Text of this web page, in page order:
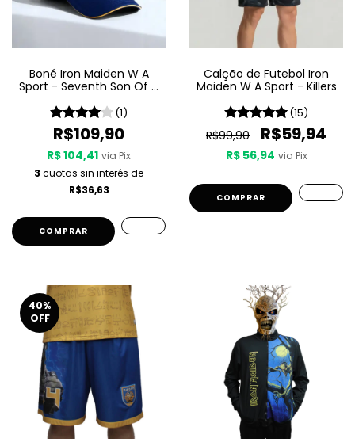
Boné Iron Maiden W A
Sport - Seventh Son Of A
(1)
R$109,90
R$ 104,41 via Pix
3 cuotas sin interés de
R$36,63
COMPRAR
Calção de Futebol Iron
Maiden W A Sport - Killers
(15)
R$99,90 R$59,94
R$ 56,94 via Pix
COMPRAR
40%
OFF